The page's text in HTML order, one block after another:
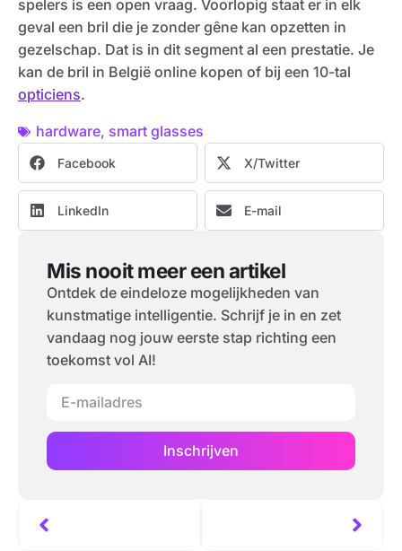
spelers is een open vraag. Voorlopig staat er in elk
geval een bril die je zonder gêne kan opzetten in
gezelschap. Dat is in dit segment al een prestatie. Je
kan de bril in België online kopen of bij een 10-tal
opticiens.
hardware, smart glasses
Facebook X/Twitter
LinkedIn E-mail
Mis nooit meer een artikel
Ontdek de eindeloze mogelijkheden van
kunstmatige intelligentie. Schrijf je in en zet
vandaag nog jouw eerste stap richting een
toekomst vol AI!
Inschrijven